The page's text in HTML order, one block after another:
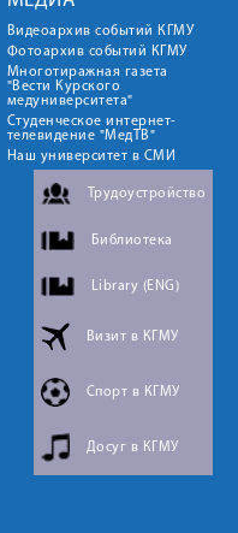
Видеоархив событий КГМУ
Фотоархив событий КГМУ
Многотиражная газета
"Вести Курского
медуниверситета"
Студенческое интернет-
телевидение "МедТВ"
Наш университет в СМИ
Трудоустройство
Библиотека
Library (ENG)
Визит в КГМУ
Спорт в КГМУ
Досуг в КГМУ